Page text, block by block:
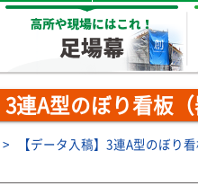
3連A型のぼり看板（
> 【データ入稿】3連A型のぼり看